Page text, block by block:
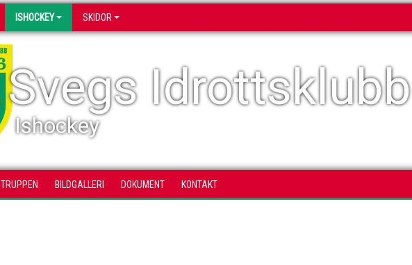
ISHOCKEY SKIDOR
Svegs Idrottsklubb
Ishockey
TRUPPEN BILDGALLERI DOKUMENT KONTAKT